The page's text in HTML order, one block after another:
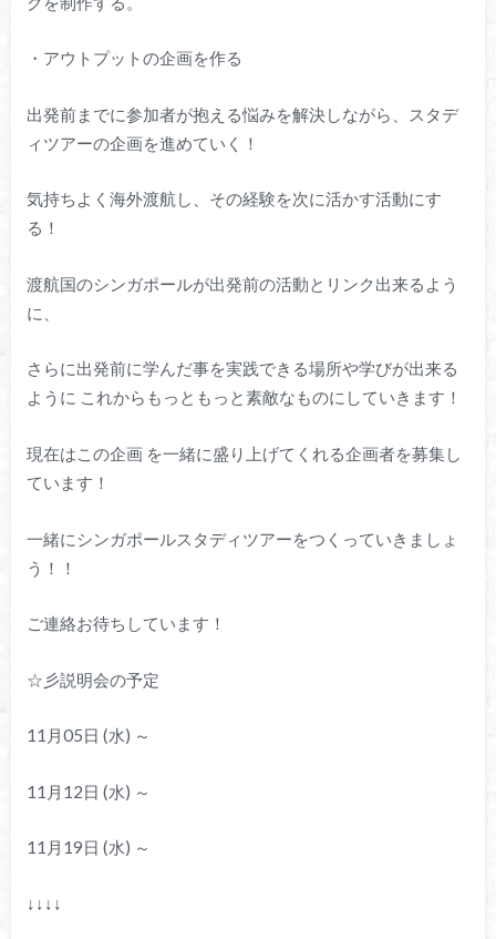
・アウトプットの企画を作る
出発前までに参加者が抱える悩みを解決しながら、スタデ
ィツアーの企画を進めていく！
気持ちよく海外渡航し、その経験を次に活かす活動にす
る！
渡航国のシンガポールが出発前の活動とリンク出来るよう
に、
さらに出発前に学んだ事を実践できる場所や学びが出来る
ように これからもっともっと素敵なものにしていきます！
現在はこの企画 を一緒に盛り上げてくれる企画者を募集し
ています！
一緒にシンガポールスタディツアーをつくっていきましょ
う！！
ご連絡お待ちしています！
☆彡説明会の予定
11月05日 (水) ～
11月12日 (水) ～
11月19日 (水) ～
↓↓↓↓